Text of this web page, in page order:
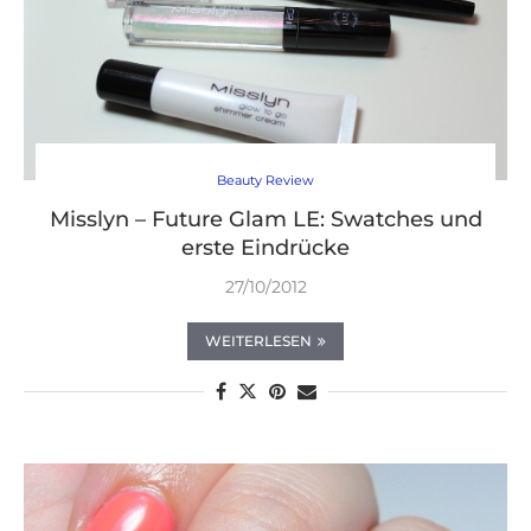
Beauty Review
Misslyn – Future Glam LE: Swatches und
erste Eindrücke
27/10/2012
WEITERLESEN